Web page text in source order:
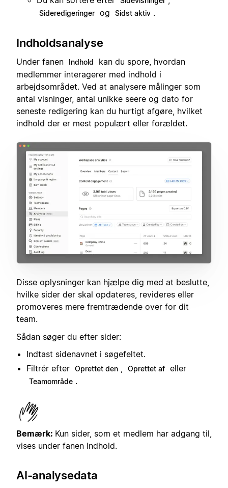
Sideredigeringer og Sidst aktiv .
Indholdsanalyse
Under fanen Indhold
kan du spore, hvordan
medlemmer interagerer med indhold i
arbejdsområdet. Ved at analysere målinger som
antal visninger, antal unikke seere og dato for
seneste redigering kan du hurtigt afgøre, hvilket
indhold der er mest populært eller forældet.
Disse oplysninger kan hjælpe dig med at beslutte,
hvilke sider der skal opdateres, revideres eller
promoveres mere fremtrædende over for dit
team.
Sådan søger du efter sider:
Indtast sidenavnet i søgefeltet.
Filtrér efter Oprettet den , Oprettet af eller
Teamområde .
Bemærk: Kun sider, som et medlem har adgang til,
vises under fanen Indhold.
AI-analysedata